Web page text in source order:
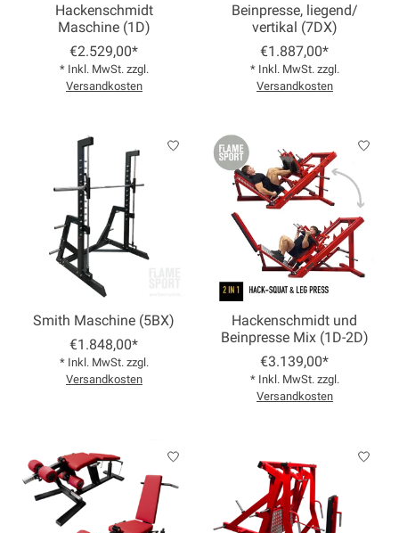
Hackenschmidt
Maschine (1D)
€2.529,00*
* Inkl. MwSt. zzgl.
Versandkosten
Beinpresse, liegend/
vertikal (7DX)
€1.887,00*
* Inkl. MwSt. zzgl.
Versandkosten
Smith Maschine (5BX)
€1.848,00*
* Inkl. MwSt. zzgl.
Versandkosten
Hackenschmidt und
Beinpresse Mix (1D-2D)
€3.139,00*
* Inkl. MwSt. zzgl.
Versandkosten